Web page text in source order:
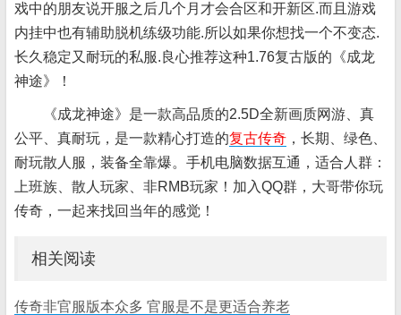
戏中的朋友说开服之后几个月才会合区和开新区.而且游戏
内挂中也有辅助脱机练级功能.所以如果你想找一个不变态.
长久稳定又耐玩的私服.良心推荐这种1.76复古版的《成龙
神途》！
《成龙神途》是一款高品质的2.5D全新画质网游、真
公平、真耐玩，是一款精心打造的复古传奇 ，长期、绿色、
耐玩散人服，装备全靠爆。手机电脑数据互通，适合人群：
上班族、散人玩家、非RMB玩家！加入QQ群，大哥带你玩
传奇，一起来找回当年的感觉！
相关阅读
传奇非官服版本众多 官服是不是更适合养老